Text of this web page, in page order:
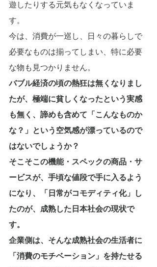
遊したりする元気もなくなっていま
す。
今は、消費が一巡し、日々の暮らしで
必要なものは揃ってしまい、特に必要
な物も見つかりません。
バブル経済の頃の熱狂は無くなりまし
たが、極端に貧しくなったという実感
も無く、諦めも含めて「こんなものか
な？」という空気感が漂っているので
はないでしょうか？
そこそこの機能・スペックの商品・サ
ービスが、手頃な値段で手に入るよう
になり、「日常がコモディティ化」し
たのが、成熟した日本社会の現状で
す。
企業側は、そんな成熟社会の生活者に
「消費のモチベーション」を持たせる